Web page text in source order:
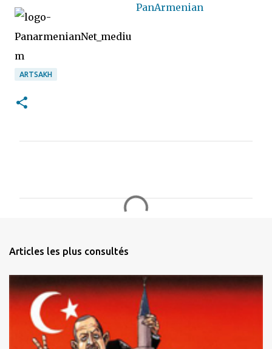
PanArmenian
ARTSAKH
n
i
Articles les plus consultés